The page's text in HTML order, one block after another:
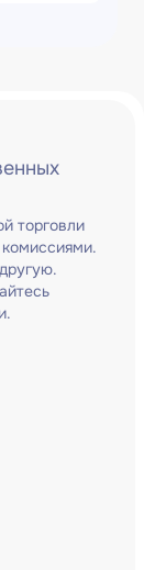
торговли